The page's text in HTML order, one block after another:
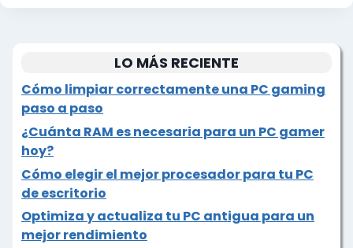
LO MÁS RECIENTE
Cómo limpiar correctamente una PC gaming
paso a paso
¿Cuánta RAM es necesaria para un PC gamer
hoy?
Cómo elegir el mejor procesador para tu PC
de escritorio
Optimiza y actualiza tu PC antigua para un
mejor rendimiento